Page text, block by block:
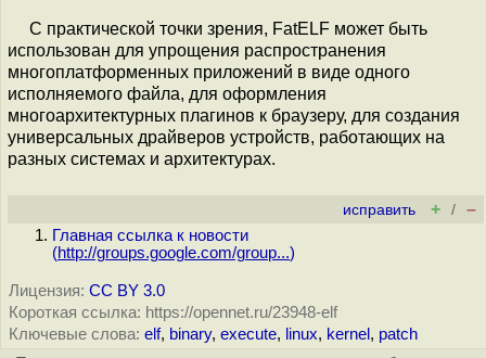
С практической точки зрения, FatELF может быть
использован для упрощения распространения
многоплатформенных приложений в виде одного
исполняемого файла, для оформления
многоархитектурных плагинов к браузеру, для создания
универсальных драйверов устройств, работающих на
разных системах и архитектурах.
исправить + / –
Главная ссылка к новости
(http://groups.google.com/group...)
Лицензия: CC BY 3.0
Короткая ссылка: https://opennet.ru/23948-elf
Ключевые слова: elf, binary, execute, linux, kernel , patch